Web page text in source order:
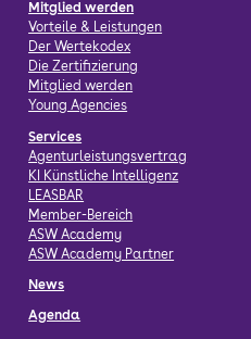
Mitglied werden
Vorteile & Leistungen
Der Wertekodex
Die Zertifizierung
Mitglied werden
Young Agencies
Services
Agenturleistungsvertrag
KI Künstliche Intelligenz
LEASBAR
Member-Bereich
ASW Academy
ASW Academy Partner
News
Agenda